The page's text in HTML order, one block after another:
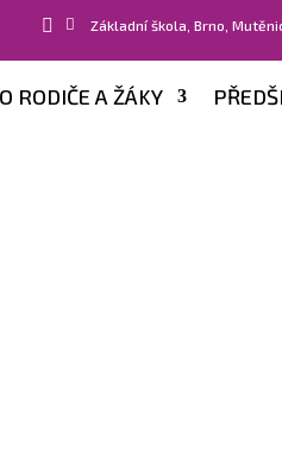
  Základní škola, Brno,
RODIČE A ŽÁKY